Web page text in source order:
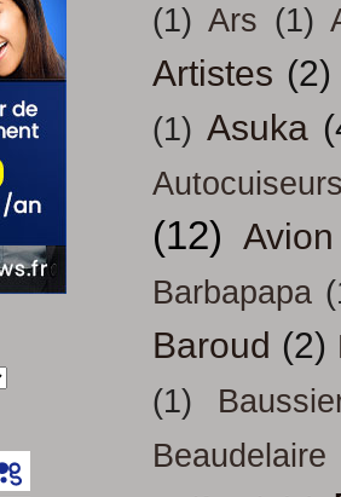
(1) Ars (1)
Artistes (2)
(1) Asuka
(12) Avion
Barbapapa
Baroud (2)
(1)
Beaudelaire